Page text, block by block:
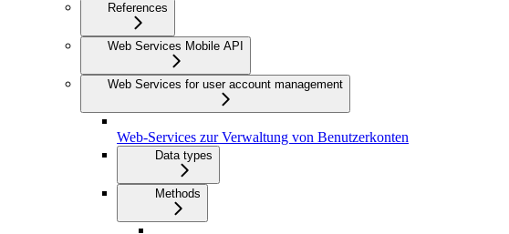
References
Web Services Mobile API
Web Services for user account management
Web-Services zur Verwaltung von Benutzerkonten
Data types
Methods